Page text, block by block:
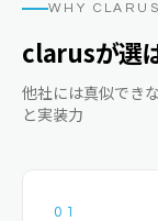
WHY CLARUS
clarusが選
他社には真似でき
と実装力
01